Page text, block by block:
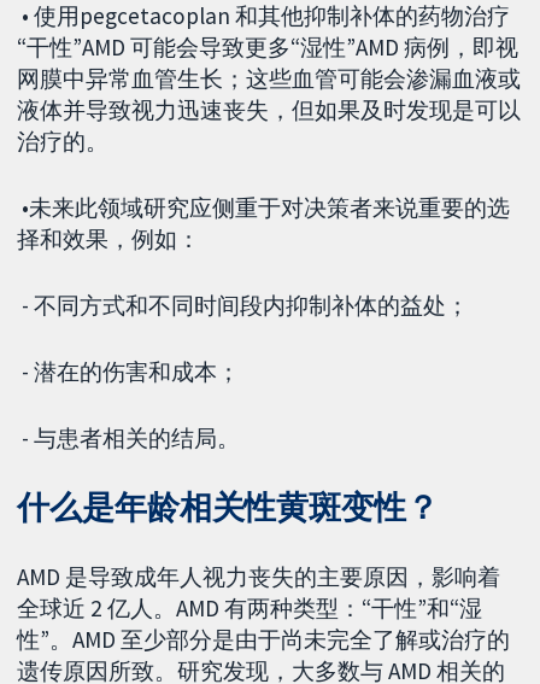
• 使用pegcetacoplan 和其他抑制补体的药物治疗
“干性”AMD 可能会导致更多“湿性”AMD 病例，即视
网膜中异常血管生长；这些血管可能会渗漏血液或
液体并导致视力迅速丧失，但如果及时发现是可以
治疗的。
•未来此领域研究应侧重于对决策者来说重要的选
择和效果，例如：
- 不同方式和不同时间段内抑制补体的益处；
- 潜在的伤害和成本；
- 与患者相关的结局。
什么是年龄相关性黄斑变性？
AMD 是导致成年人视力丧失的主要原因，影响着
全球近 2 亿人。AMD 有两种类型：“干性”和“湿
性”。AMD 至少部分是由于尚未完全了解或治疗的
遗传原因所致。研究发现，大多数与 AMD 相关的